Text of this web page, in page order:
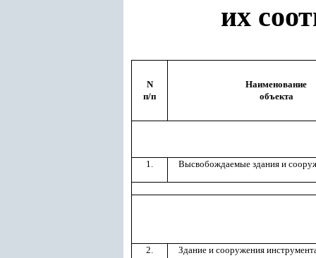
их
N
п/п
Наименование
объекта
1. Высвобождаемые здания и
2.
Здание и сооружения